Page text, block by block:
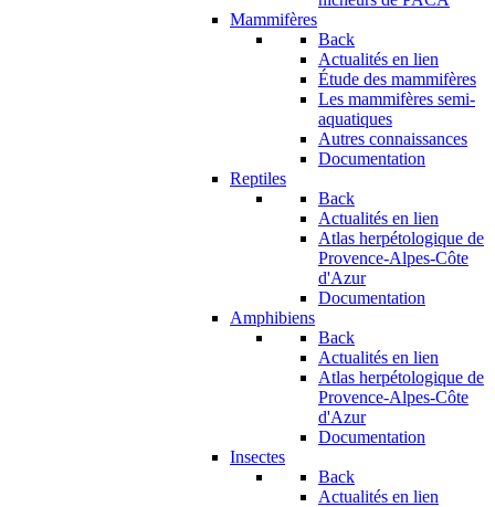
Mammifères
Back
Actualités en lien
Étude des mammifères
Les mammifères semi-
aquatiques
Autres connaissances
Documentation
Reptiles
Back
Actualités en lien
Atlas herpétologique de
Provence-Alpes-Côte
d'Azur
Documentation
Amphibiens
Back
Actualités en lien
Atlas herpétologique de
Provence-Alpes-Côte
d'Azur
Documentation
Insectes
Back
Actualités en lien